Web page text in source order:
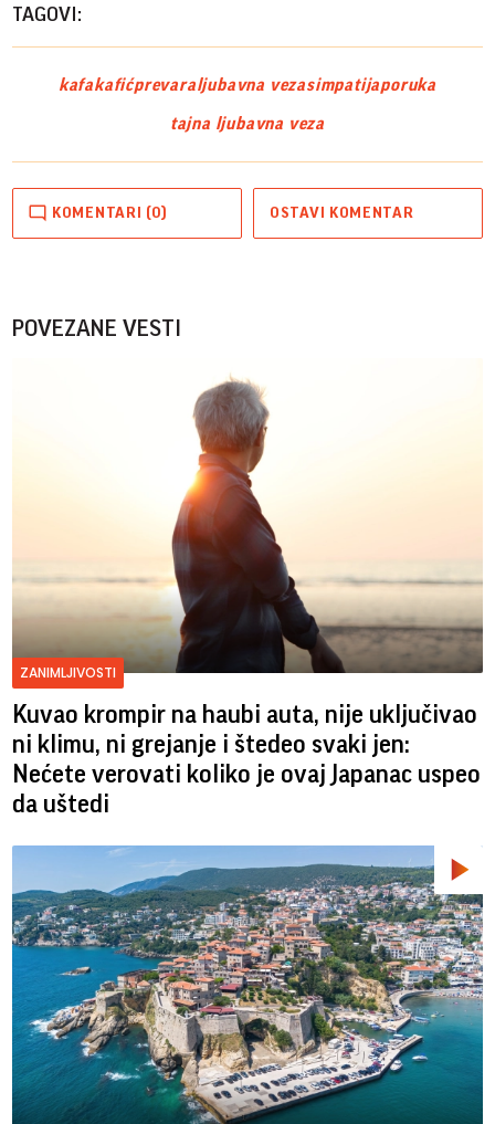
TAGOVI:
kafakafićprevaraljubavna vezasimpatijaporuka
tajna ljubavna veza
KOMENTARI (0) OSTAVI KOMENTAR
POVEZANE VESTI
ZANIMLJIVOSTI
Kuvao krompir na haubi auta, nije uključivao
ni klimu, ni grejanje i štedeo svaki jen:
Nećete verovati koliko je ovaj Japanac uspeo
da uštedi